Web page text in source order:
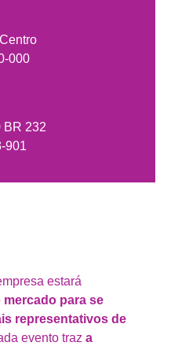
000
BR 232
901
estará
mercado para se
representativos de
evento traz a